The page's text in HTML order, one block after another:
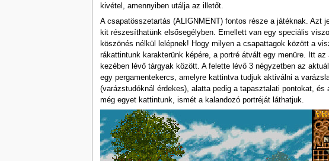
kivétel, amennyiben utálja az illetőt.
A csapatösszetartás (ALIGNMENT) fontos része a játéknak.
kit részesíthatünk elsősegélyben. Emellett van egy speciális
köszönés nélkül lelépnek! Hogy milyen a csapattagok között a
rákattintunk karakterünk képére, a portré átvált egy menüre. Itt
kezében lévő tárgyak között. A felette lévő 3 négyzetben az
egy pergamentekercs, amelyre kattintva tudjuk aktiválni a
(varázstudóknál érdekes), alatta pedig a tapasztalati pontokat,
még egyet kattintunk, ismét a kalandozó portréját láthatjuk.